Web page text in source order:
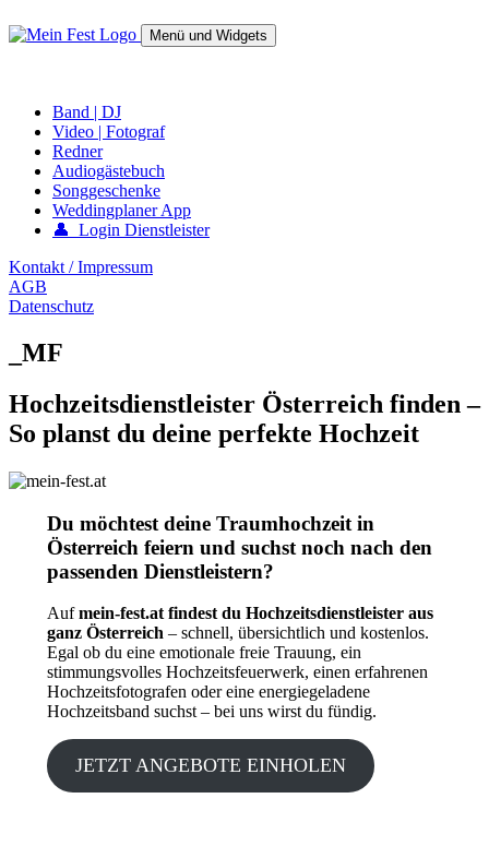
zum
Menü und Widgets
Band | DJ
Video | Fotograf
Redner
Audiogästebuch
Songgeschenke
Weddingplaner App
👤 Login Dienstleister
Kontakt / Impressum
AGB
Datenschutz
_MF
Hochzeitsdienstleister Österreich finden –
So planst du deine perfekte Hochzeit
Du möchtest deine Traumhochzeit in
Österreich feiern und suchst noch nach den
passenden Dienstleistern?
Aufmein-fest.at findest du Hochzeitsdienstleister aus
ganz Österreich– schnell, übersichtlich und kostenlos.
Egal ob du eine emotionale freie Trauung, ein
stimmungsvolles Hochzeitsfeuerwerk, einen erfahrenen
Hochzeitsfotografen oder eine energiegeladene
Hochzeitsband suchst – bei uns wirst du fündig.
JETZT ANGEBOTE EINHOLEN